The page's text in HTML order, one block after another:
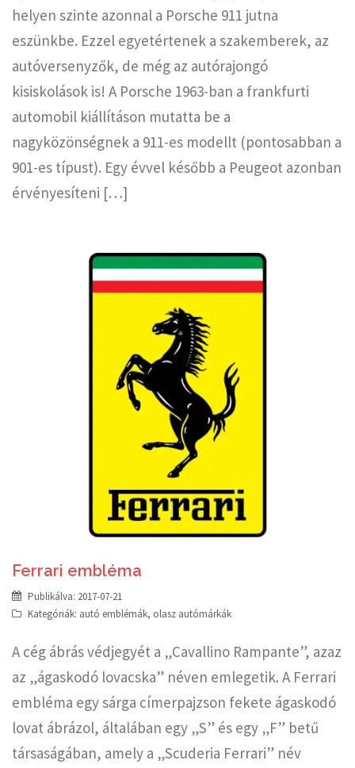
helyen szinte azonnal a Porsche 911 jutna
eszünkbe. Ezzel egyetértenek a szakemberek, az
autóversenyzők, de még az autórajongó
kisiskolások is! A Porsche 1963-ban a frankfurti
automobil kiállításon mutatta be a
nagyközönségnek a 911-es modellt (pontosabban a
901-es típust). Egy évvel később a Peugeot azonban
érvényesíteni […]
Ferrari embléma
Publikálva: 2017-07-21
Kategóriák: autó emblémák, olasz autómárkák
A cég ábrás védjegyét a „Cavallino Rampante”, azaz
az „ágaskodó lovacska” néven emlegetik. A Ferrari
embléma egy sárga címerpajzson fekete ágaskodó
lovat ábrázol, általában egy „S” és egy „F” betű
társaságában, amely a „Scuderia Ferrari” név